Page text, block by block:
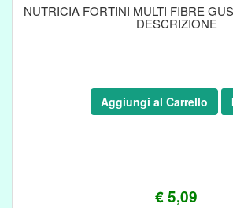
NUTRICIA FORTINI MULTI FIBRE
DESCRIZIONE
€ 5,09
Aggiungi al Carrello